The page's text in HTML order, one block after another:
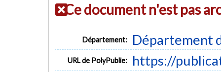
Ce document n'est pas
Département: Département
URL de PolyPublie: https://